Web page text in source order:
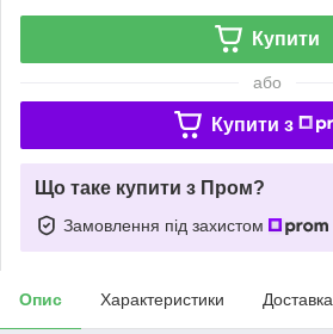
Купити
або
Купити з
Що таке купити з Пром?
Замовлення під захистом
Опис Характеристики Доставка